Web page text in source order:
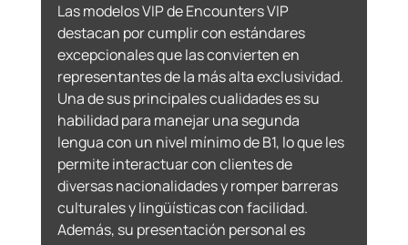
Las modelos VIP de Encounters VIP
destacan por cumplir con estándares
excepcionales que las convierten en
representantes de la más alta exclusividad.
Una de sus principales cualidades es su
habilidad para manejar una segunda
lengua con un nivel mínimo de B1, lo que les
permite interactuar con clientes de
diversas nacionalidades y romper barreras
culturales y lingüísticas con facilidad.
Además, su presentación personal es